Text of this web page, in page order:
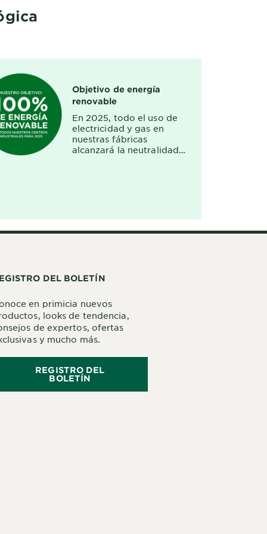
Objetivo de energía
renovable
En 2025, todo el uso de
electricidad y gas en
nuestras fábricas
alcanzará la neutralidad
DEL BOLETÍN
en primicia nuevos
looks de tendencia,
de expertos, ofertas
y mucho más.
REGISTRO DEL
BOLETÍN